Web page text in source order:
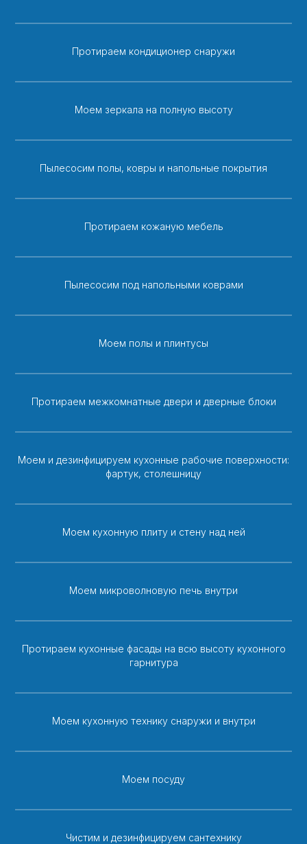
Протираем кондиционер снаружи
Моем зеркала на полную высоту
Пылесосим полы, ковры и напольные покрытия
Протираем кожаную мебель
Пылесосим под напольными коврами
Моем полы и плинтусы
Протираем межкомнатные двери и дверные блоки
Моем и дезинфицируем кухонные рабочие поверхности:
фартук, столешницу
Моем кухонную плиту и стену над ней
Моем микроволновую печь внутри
Протираем кухонные фасады на всю высоту кухонного
гарнитура
Моем кухонную технику снаружи и внутри
Моем посуду
Чистим и дезинфицируем сантехнику